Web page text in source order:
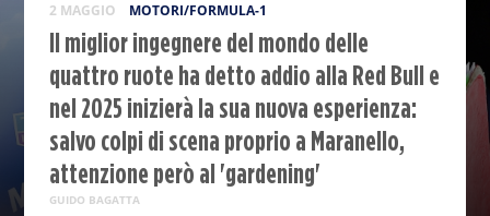
2 MAGGIO MOTORI/FORMULA-1
Il miglior ingegnere del mondo delle
quattro ruote ha detto addio alla Red Bull e
nel 2025 inizierà la sua nuova esperienza:
salvo colpi di scena proprio a Maranello,
attenzione però al 'gardening'
GUIDO BAGATTA